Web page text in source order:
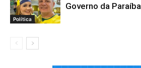
Política
Governo da Paraíba